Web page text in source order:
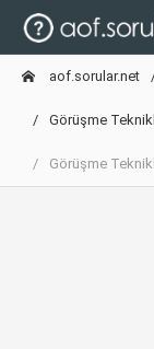
aof.sorular.net
Görüşme
Görüşme